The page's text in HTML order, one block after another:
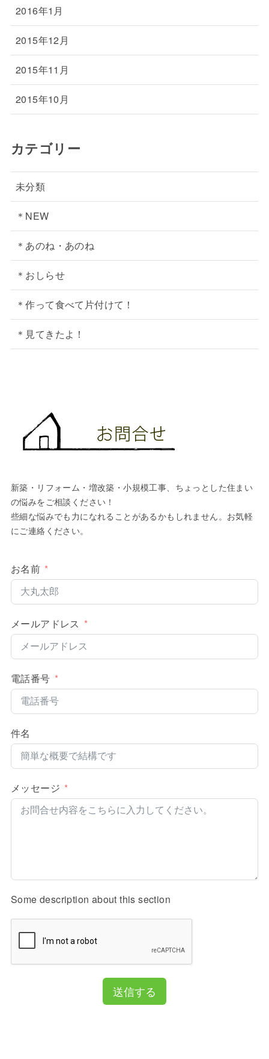
2016年1月
2015年12月
2015年11月
2015年10月
カテゴリー
未分類
＊NEW
＊あのね・あのね
＊おしらせ
＊作って食べて片付けて！
＊見てきたよ！
新築・リフォーム・増改築・小規模工事、ちょっとした住まい
の悩みをご相談ください！
些細な悩みでも力になれることがあるかもしれません。お気軽
にご連絡ください。
お名前
メールアドレス
電話番号
件名
メッセージ
Some description about this section
送信する